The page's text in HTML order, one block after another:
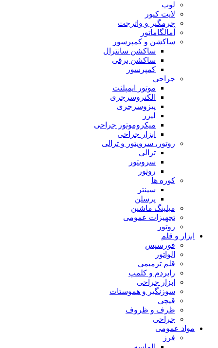
لوپ
لایت کیور
جرمگیر و واترجت
آمالگاماتور
ساکشن و کمپرسور
ساکشن سانترال
ساکشن برقی
کمپرسور
جراحی
موتور ایمپلنت
الکتروسرجری
پیزوسرجری
لیزر
میکروموتور جراحی
ابزار جراحی
روتور، سرویتور و ترالی
ترالی
سرویتور
روتور
کوره ها
سینتر
پرسلن
میلینگ ماشین
تجهیزات عمومی
روتور
ابزار و قلم
فورسپس
الواتور
قلم ترمیمی
رابردم و کلمپ
ابزار جراحی
سوزنگیر و هموستات
قیچی
ظرف و ظروف
جراحی
مواد عمومی
فرز